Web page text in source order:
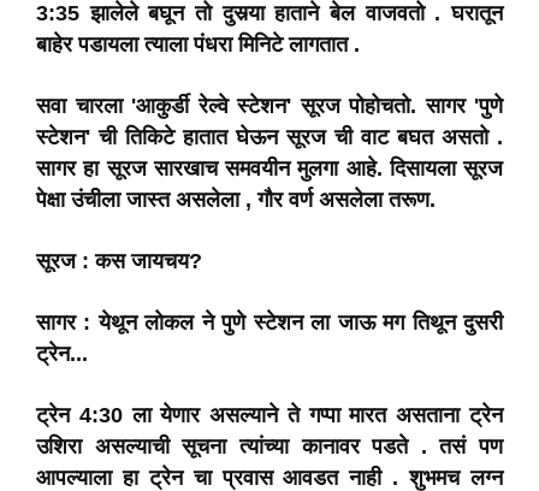
3:35 झालेले बघून तो दुसर्‍या हाताने बेल वाजवतो . घरातून
बाहेर पडायला त्याला पंधरा मिनिटे लागतात .
सवा चारला 'आकुर्डी रेल्वे स्टेशन' सूरज पोहोचतो. सागर 'पुणे
स्टेशन' ची तिकिटे हातात घेऊन सूरज ची वाट बघत असतो .
सागर हा सूरज सारखाच समवयीन मुलगा आहे. दिसायला सूरज
पेक्षा उंचीला जास्त असलेला , गौर वर्ण असलेला तरूण.
सूरज : कस जायचय?
सागर : येथून लोकल ने पुणे स्टेशन ला जाऊ मग तिथून दुसरी
ट्रेन...
ट्रेन 4:30 ला येणार असल्याने ते गप्पा मारत असताना ट्रेन
उशिरा असल्याची सूचना त्यांच्या कानावर पडते . तसं पण
आपल्याला हा ट्रेन चा प्रवास आवडत नाही . शुभमच लग्न